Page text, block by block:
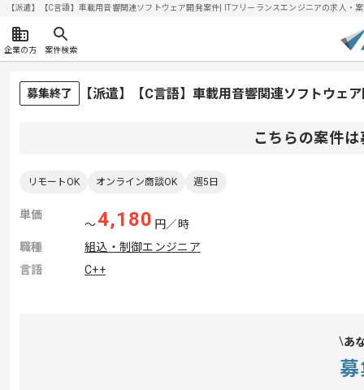
【派遣】【C言語】車載用音響関連ソフトウェア開発案件| ITフリーランスエンジニアの求人
企業の方 案件検索
募集終了 【派遣】【C言語】車載用音響関連ソフトウェ
こちらの案件
リモートOK オンライン商談OK 週5日
単価
〜4,180 円／時
職種
組込・制御エンジニア
言語
C++
あ